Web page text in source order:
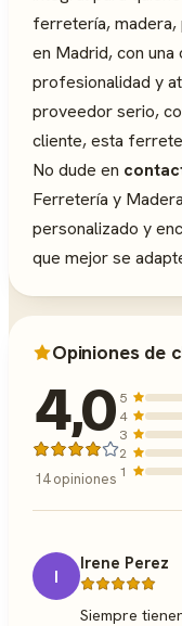
ferretería, madera,
en Madrid, con
profesionalidad y
proveedor serio,
cliente, esta
No dude en
Ferretería y
personalizado y
que mejor se
Opiniones de
4,0
14 opiniones
5
4
3
2
1
I
Irene Perez
Siempre